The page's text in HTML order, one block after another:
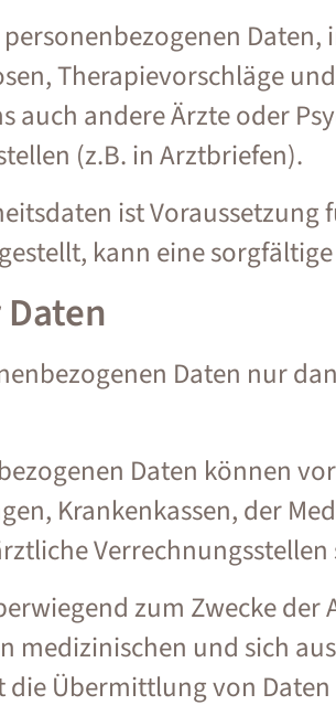
Therapievorschläge
auch andere Ärzte oder
(z.B. in Arztbriefen).
ist
kann eine
Daten nur
Daten können
Krankenkassen, der
Verrechnungsstellen
zum Zwecke
medizinischen und sich
die Übermittlung von